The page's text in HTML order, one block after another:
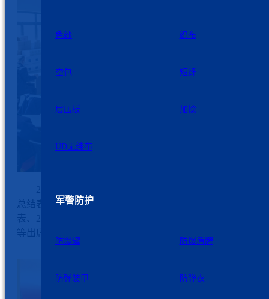
色纱 织布
空包 短纤
层压板 加捻
UD无纬布
军警防护
防爆罐 防爆盾牌
防弹装甲 防弹衣
总结表彰大会在四楼会议厅顺利召开。公司全体领导、职工
表、2025年度受表彰的首席员工及终身首席员工、优秀班组
等出席会议。大会由党委副书记、工会主席邵海泉主持。